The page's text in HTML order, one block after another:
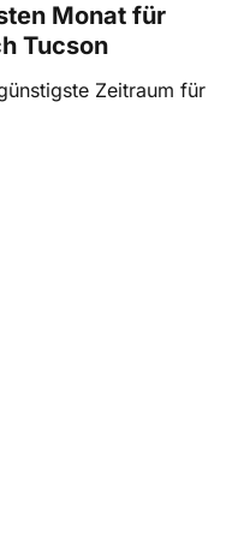
Monat für
Tucson
Zeitraum für